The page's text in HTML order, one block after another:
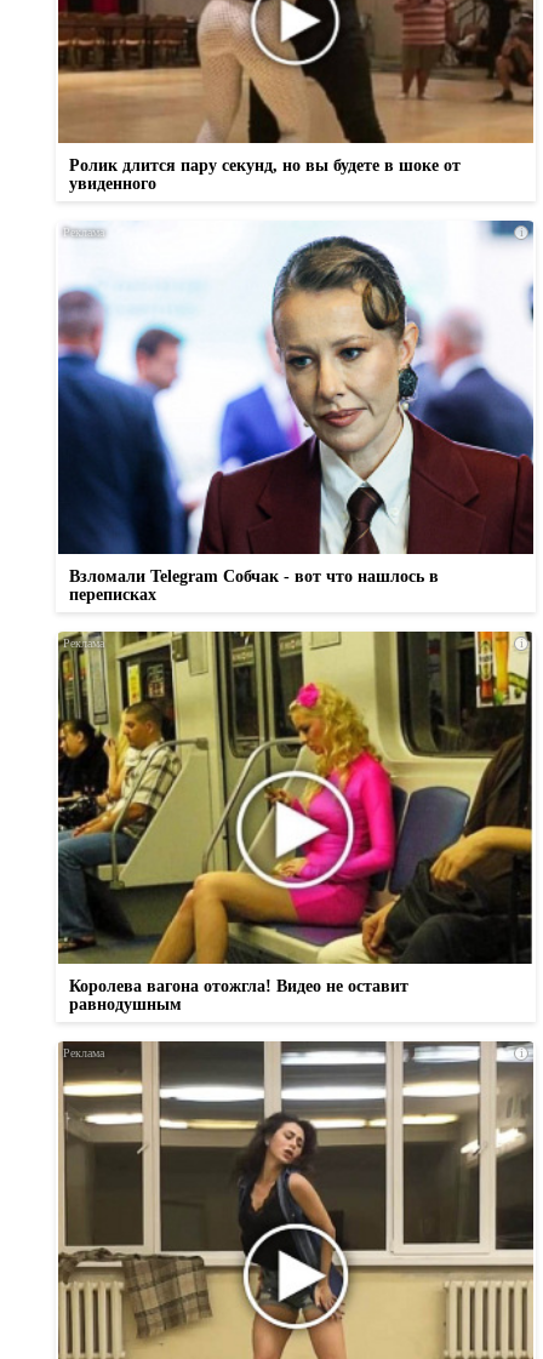
Ролик длится пару секунд, но вы будете в шоке от
увиденного
i
Взломали Telegram Собчак - вот что нашлось в
переписках
i
Королева вагона отожгла! Видео не оставит
равнодушным
i